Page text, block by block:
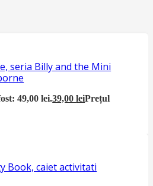
seria Billy and the Mini
49,00 lei.39,00leiPrețul
Book, caiet activitati